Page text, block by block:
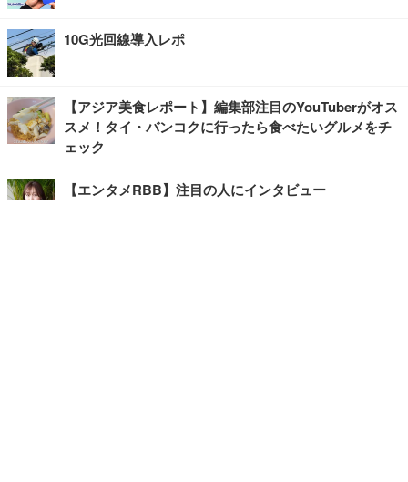
10G光回線導入レポ
【アジア美食レポート】編集部注目のYouTuberがオス
スメ！タイ・バンコクに行ったら食べたいグルメをチ
ェック
【エンタメRBB】注目の人にインタビュー